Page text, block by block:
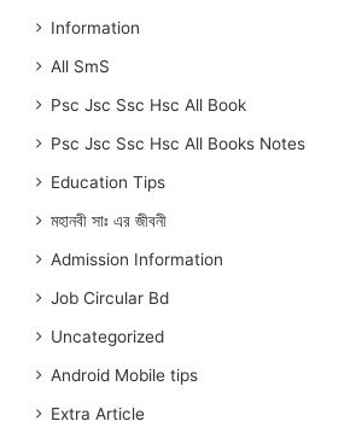
Information
All SmS
Psc Jsc Ssc Hsc All Book
Psc Jsc Ssc Hsc All Books Notes
Education Tips
মহানবীসাঃ এর জীবনী
Admission Information
Job Circular Bd
Uncategorized
Android Mobile tips
Extra Article